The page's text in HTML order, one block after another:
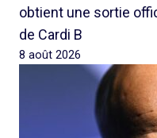
obtient une sortie
de Cardi B
8 août 2026